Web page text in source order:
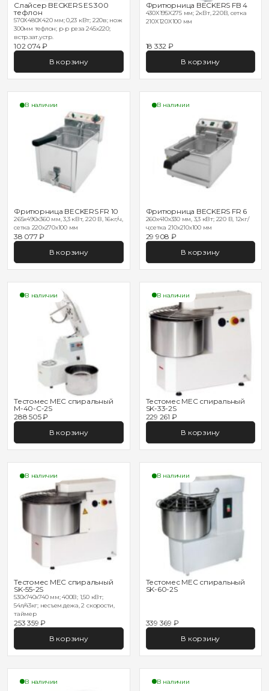
Слайсер BECKERS ES 300
тефлон
570Х480Х420 мм; 0,23 кВт; 220в; нож
300мм тефлон; р-р реза 245х220;
встр.зат.устр.
102 074 ₽
В корзину
Фритюрница BECKERS FB 4
430X195X275 мм; 2кВт, 220В, сетка
210Х120Х100 мм
18 332 ₽
В корзину
В наличии
Фритюрница BECKERS FR 10
265x490x360 мм, 3,3 кВт, 220 В, 16кг/ч,
сетка 220х270х100 мм
38 077 ₽
В корзину
В наличии
Фритюрница BECKERS FR 6
260x410x330 мм, 3,3 кВт; 220 В, 12кг/
ч;сетка 210х210х100 мм
29 908 ₽
В корзину
В наличии
Тестомес MEC спиральный
M-40-C-2S
288 505 ₽
В корзину
В наличии
Тестомес MEC спиральный
SK-33-2S
229 261 ₽
В корзину
В наличии
Тестомес MEC спиральный
SK-55-2S
530х740х740 мм; 400В; 1,50 кВт;
54л/43кг; несъем.дежа, 2 скорости,
таймер
253 359 ₽
В корзину
В наличии
Тестомес MEC спиральный
SK-60-2S
339 369 ₽
В корзину
В наличии В наличии